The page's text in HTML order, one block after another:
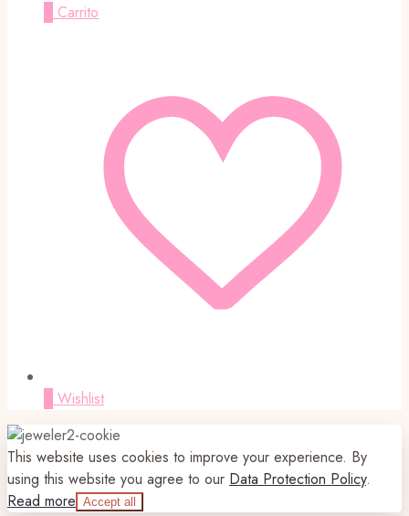
Carrito
Wishlist
This website uses cookies to improve your experience. By
using this website you agree to our Data Protection Policy.
Read more Accept all